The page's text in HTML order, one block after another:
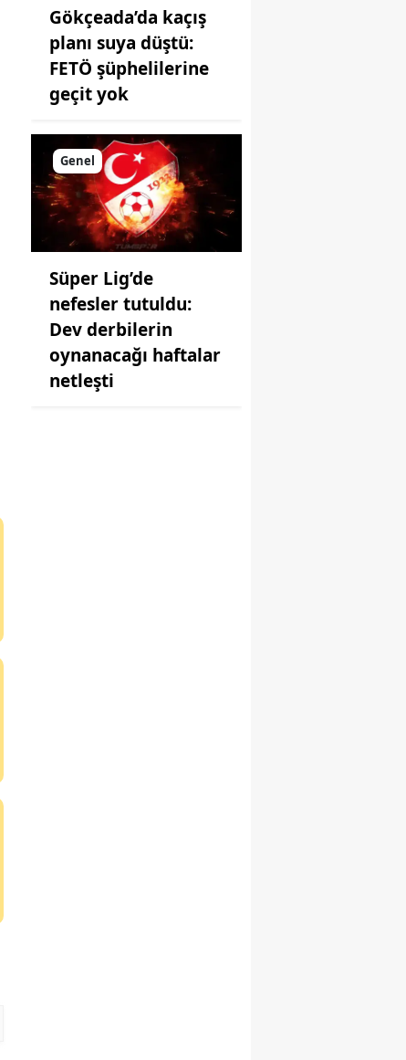
Gökçeada’da kaçış
planı suya düştü:
FETÖ şüphelilerine
geçit yok
Genel
Süper Lig’de
nefesler tutuldu:
Dev derbilerin
oynanacağı haftalar
netleşti